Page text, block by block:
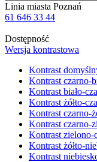
Linia miasta Poznań
61 646 33 44
Dostępność
Wersja kontrastowa
Kontrast
Kontrast czarno-
Kontrast biało-
Kontrast żółto-
Kontrast czarno-
Kontrast czarno-
Kontrast zielono-
Kontrast żółto-
Kontrast